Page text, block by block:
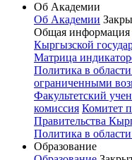
Об Академии
Об Академии
Общая информация
Кыргызской
Матрица
Политика в
ограниченными
Факультетский
комиссия Комитет
Правительства
Политика в
Образование